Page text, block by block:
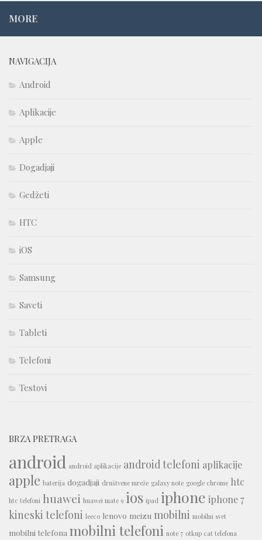
MORE
NAVIGACIJA
Android
Aplikacije
Apple
Dogadjaji
Gedžeti
HTC
iOS
Samsung
Saveti
Tableti
Telefoni
Testovi
BRZA PRETRAGA
android android aplikacije android telefoni aplikacije
apple baterija dogadjaji društvene mreže galaxy note google chrome htc
htc telefoni huawei huawei mate 9 ios ipad iphone iphone 7
kineski telefoni leeco lenovo meizu mobilni mobilni svet
mobilni telefona mobilni telefoni note 7 otkup cat telefona